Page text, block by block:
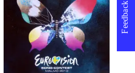
Feedback